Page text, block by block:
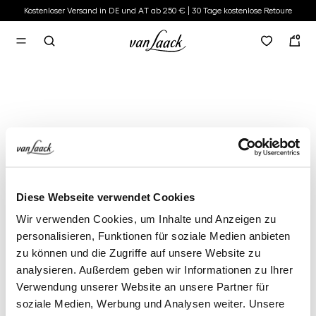
Diese Webseite verwendet Cookies
Wir verwenden Cookies, um Inhalte und Anzeigen zu
personalisieren, Funktionen für soziale Medien anbieten
zu können und die Zugriffe auf unsere Website zu
analysieren. Außerdem geben wir Informationen zu Ihrer
Verwendung unserer Website an unsere Partner für
soziale Medien, Werbung und Analysen weiter. Unsere
springen
Kostenloser Versand in DE und AT ab 250 € | 30 Tage kostenlose Retoure
0